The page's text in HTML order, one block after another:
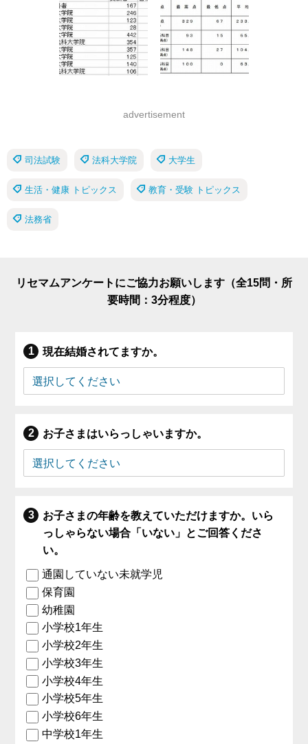
advertisement
司法試験 法科大学院 大学生
生活・健康 トピックス 教育・受験 トピックス
法務省
リセマムアンケートにご協力お願いします（全15問・所
要時間：3分程度）
現在結婚されてますか。
お子さまはいらっしゃいますか。
お子さまの年齢を教えていただけますか。いら
っしゃらない場合「いない」とご回答くださ
い。
通園していない未就学児
保育園
幼稚園
小学校1年生
小学校2年生
小学校3年生
小学校4年生
小学校5年生
小学校6年生
中学校1年生